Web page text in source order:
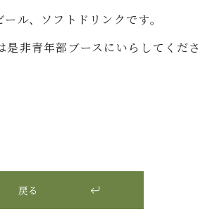
ル、ソフトドリンクです。
是非青年部ブースにいらしてくださ
戻る